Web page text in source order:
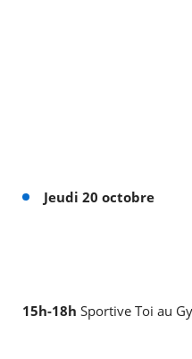
Jeudi 20 octobre
15h-18h Sportive Toi au